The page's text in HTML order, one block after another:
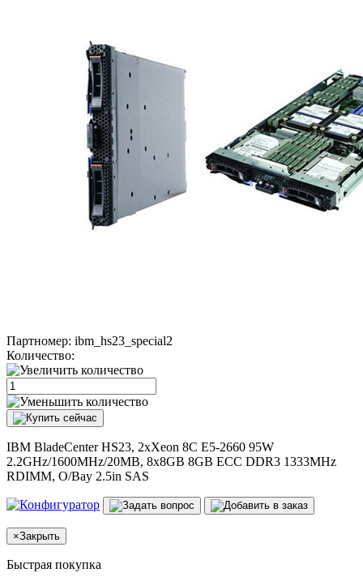
Партномер: ibm_hs23_special2
Количество:
IBM BladeCenter HS23, 2xXeon 8C E5-2660 95W
2.2GHz/1600MHz/20MB, 8x8GB 8GB ECC DDR3 1333MHz
RDIMM, O/Bay 2.5in SAS
×Закрыть
Быстрая покупка